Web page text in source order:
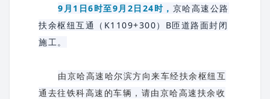
9月1日6时至9月2日24时， 京哈高速公路
扶余枢纽互通（K1109+300）B匝道路面封闭
施工。
由京哈高速哈尔滨方向来车经扶余枢纽互
通去往铁科高速的车辆，请由京哈高速扶余收